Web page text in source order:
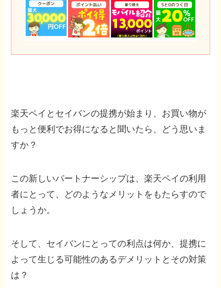
楽天ペイとセイバンの提携が始まり、お買い物が
もっと便利でお得になると聞いたら、どう思いま
すか？
この新しいパートナーシップは、楽天ペイの利用
者にとって、どのようなメリットをもたらすので
しょうか。
そして、セイバンにとっての利点は何か、提携に
よって生じる可能性のあるデメリットとその対策
は？